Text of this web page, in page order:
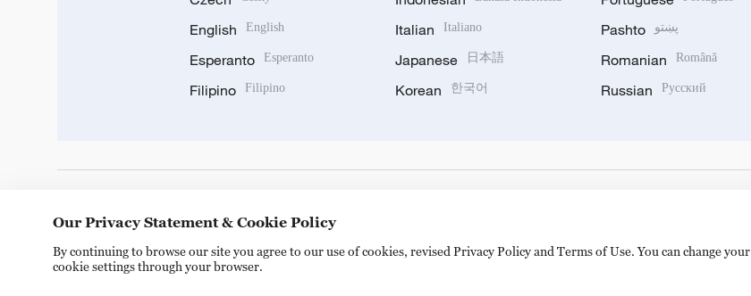
English English
Esperanto Esperanto
Filipino Filipino
Italian Italiano
Japanese 日本語
Korean 한국어
Pashto پښتو
Romanian Română
Russian Русский
Our Privacy Statement & Cookie Policy
By continuing to browse our site you agree to our use of cookies, revised Privacy Policy and Terms of Use. You can change your
cookie settings through your browser.